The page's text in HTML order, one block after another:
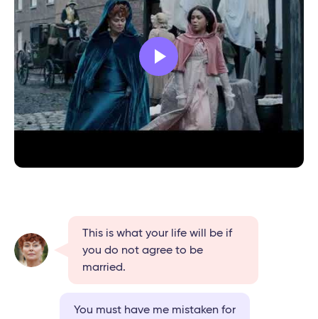
This is what your life will be if
you do not agree to be
married.
You must have me mistaken for